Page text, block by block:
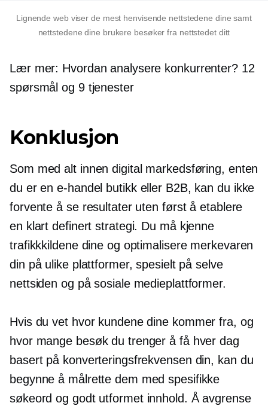
Lignende web viser de mest henvisende nettstedene dine samt
nettstedene dine brukere besøker fra nettstedet ditt
Lær mer: Hvordan analysere konkurrenter? 12
spørsmål og 9 tjenester
Konklusjon
Som med alt innen digital markedsføring, enten
du er ene-handel butikk eller B2B, kan du ikke
forvente å se resultater uten først å etablere
en klart definert strategi. Du må kjenne
trafikkkildene dine og optimalisere merkevaren
din på ulike plattformer, spesielt på selve
nettsiden og på sosiale medieplattformer.
Hvis du vet hvor kundene dine kommer fra, og
hvor mange besøk du trenger å få hver dag
basert på konverteringsfrekvensen din, kan du
begynne å målrette dem med spesifikke
søkeord og godt utformetinnhold. Å avgrense